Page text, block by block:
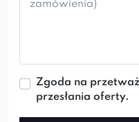
Zgoda na
przesłania oferty.